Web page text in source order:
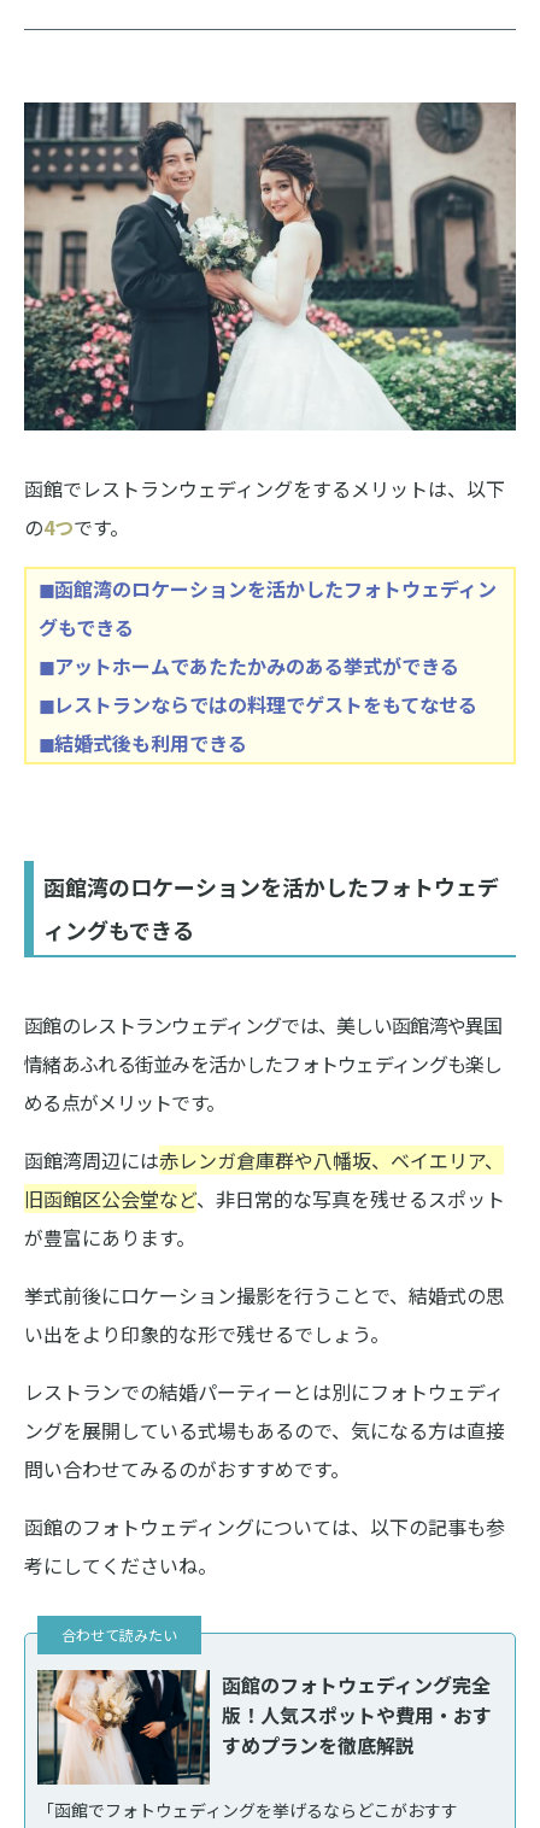
函館でレストランウェディングをするメリットは、以下
の4つです。
◼︎函館湾のロケーションを活かしたフォトウェディン
グもできる
◼︎アットホームであたたかみのある挙式ができる
◼︎レストランならではの料理でゲストをもてなせる
◼︎結婚式後も利用できる
函館湾のロケーションを活かしたフォトウェデ
ィングもできる
函館のレストランウェディングでは、美しい函館湾や異国
情緒あふれる街並みを活かしたフォトウェディングも楽し
める点がメリットです。
函館湾周辺には赤レンガ倉庫群や八幡坂、ベイエリア、
旧函館区公会堂など、非日常的な写真を残せるスポット
が豊富にあります。
挙式前後にロケーション撮影を行うことで、結婚式の思
い出をより印象的な形で残せるでしょう。
レストランでの結婚パーティーとは別にフォトウェディ
ングを展開している式場もあるので、気になる方は直接
問い合わせてみるのがおすすめです。
函館のフォトウェディングについては、以下の記事も参
考にしてくださいね。
函館のフォトウェディング完全
版！人気スポットや費用・おす
すめプランを徹底解説
「函館でフォトウェディングを挙げるならどこがおすす